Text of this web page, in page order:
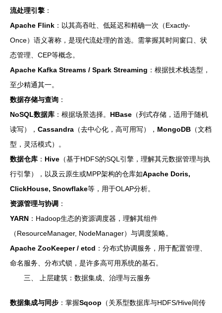
流处理引擎 ：
Apache Flink ：以其高吞吐、低延迟和精确一次（Exactly-
Once）语义著称，是现代流处理的首选。需掌握其时间窗口、状
态管理、CEP等概念。
Apache Kafka Streams / Spark Streaming ：根据技术栈选型，
至少精通其一。
数据存储与查询 ：
NoSQL数据库 ：根据场景选择。 HBase （列式存储，适用于随机
读写）， Cassandra （去中心化，高可用写）， MongoDB （文档
型，灵活模式）。
数据仓库 ： Hive （基于HDFS的SQL引擎，理解其元数据管理与执
行引擎），以及云原生或MPP架构的仓库如Apache Doris,
ClickHouse, Snowflake等，用于OLAP分析。
资源管理与协调 ：
YARN ：Hadoop生态的资源调度器，理解其组件
（ResourceManager, NodeManager）与调度策略。
Apache ZooKeeper / etcd ：分布式协调服务，用于配置管理、
命名服务、分布式锁，是许多高可用系统的基石。
三、 上层建筑：数据集成、治理与云服务
数据集成与同步 ：掌握Sqoop （关系型数据库与HDFS/Hive间传